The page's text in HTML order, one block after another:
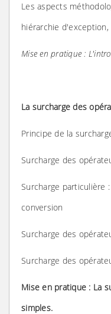
Les aspects
hiérarchie
Mise en pratique :
La surcharge des
Principe de la
Surcharge des
Surcharge particulière
conversion
Surcharge des
Surcharge des
Mise en pratique : La
simples.